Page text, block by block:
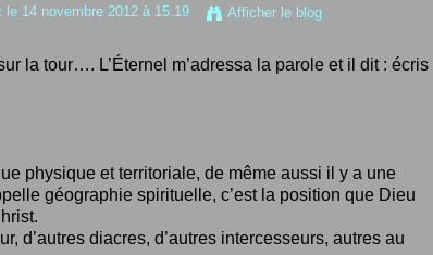
le 14 novembre 2012 à 15:19 Afficher le blog
la tour…. L’Éternel m’adressa la parole et il dit : écris
physique et territoriale, de même aussi il y a une
géographie spirituelle, c’est la position que Dieu
d’autres diacres, d’autres intercesseurs, autres au